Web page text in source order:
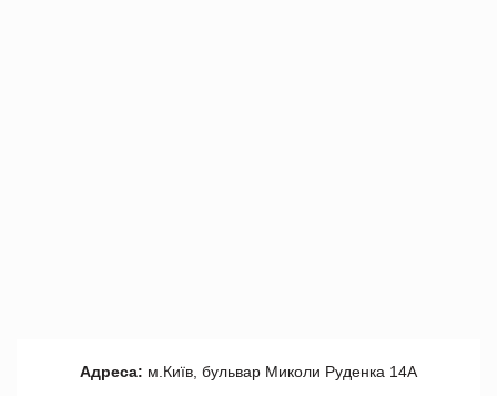
Адреса: м.Київ, бульвар Миколи Руденка 14А